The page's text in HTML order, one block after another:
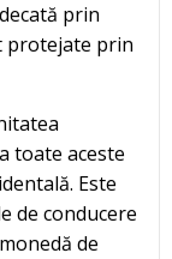
prin
protejate prin
toate aceste
Este
de conducere
de